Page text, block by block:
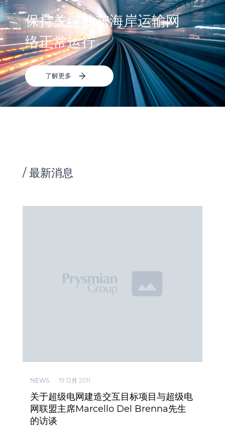
保持关键的东海岸运输网
络正常运行
了解更多
/ 最新消息
NEWS 19 12月 2011
关于超级电网建造交互目标项目与超级电
网联盟主席Marcello Del Brenna先生
的访谈